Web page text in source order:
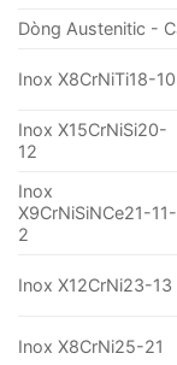
Dòng Austenitic -
Inox X8CrNiTi18-10
Inox X15CrNiSi20-
12
Inox
X9CrNiSiNCe21-11-
2
Inox X12CrNi23-13
Inox X8CrNi25-21